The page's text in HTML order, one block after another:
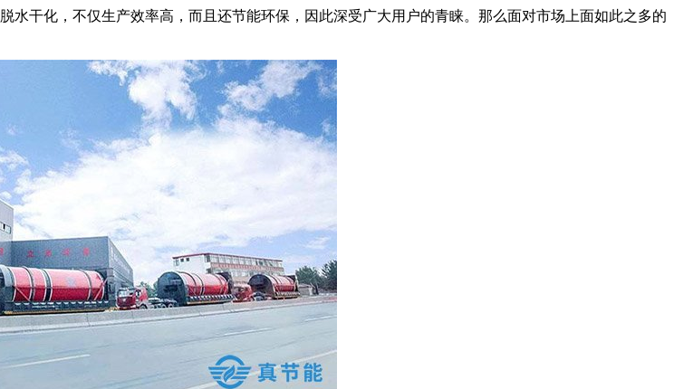
干化，不仅生产效率高，而且还节能环保，因此深受广大用户的青睐。那么面对市场上面如此之多的